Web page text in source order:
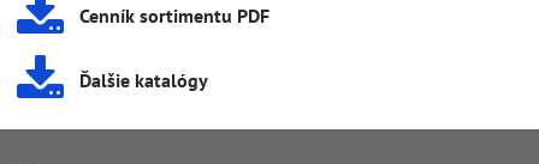
Cenník sortimentu PDF
Ďalšie katalógy